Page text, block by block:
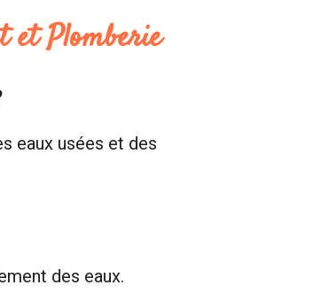
et Plomberie
eaux usées et des
des eaux.